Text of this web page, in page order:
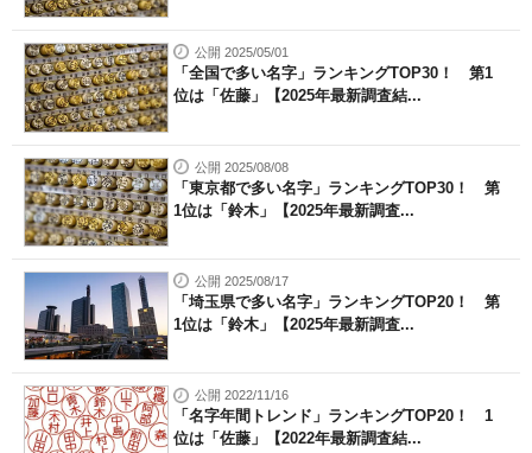
公開 2025/05/01
「全国で多い名字」ランキングTOP30！ 第1
位は「佐藤」【2025年最新調査結...
公開 2025/08/08
「東京都で多い名字」ランキングTOP30！ 第
1位は「鈴木」【2025年最新調査...
公開 2025/08/17
「埼玉県で多い名字」ランキングTOP20！ 第
1位は「鈴木」【2025年最新調査...
公開 2022/11/16
「名字年間トレンド」ランキングTOP20！ 1
位は「佐藤」【2022年最新調査結...